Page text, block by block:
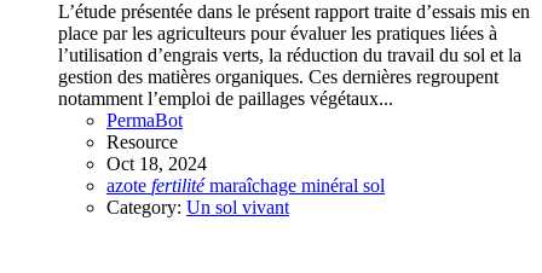
L’étude présentée dans le présent rapport traite d’essais mis en
place par les agriculteurs pour évaluer les pratiques liées à
l’utilisation d’engrais verts, la réduction du travail du sol et la
gestion des matières organiques. Ces dernières regroupent
notamment l’emploi de paillages végétaux...
PermaBot
Resource
Oct 18, 2024
azote fertilité maraîchage minéral sol
Category: Un sol vivant